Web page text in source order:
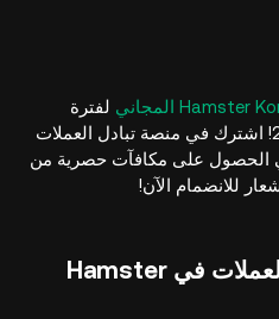
لفترة
محدودة ابتداءً من 19 يوليو 2024! اشترك في منصة تبادل العملات
في الحصول على مكافآت حصرية من
للانضمام الآن!
كيفية تعدين المزيد من العملات في Hamster